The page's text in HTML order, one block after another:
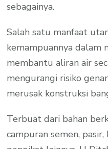
sebagainya.
Salah satu manfaat
kemampuannya dalam
membantu aliran air
mengurangi risiko
merusak konstruksi
Terbuat dari bahan
campuran semen,